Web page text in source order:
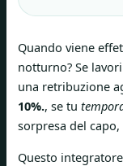
Quando viene
notturno? Se
una retribuzione
10%., se tu
sorpresa del
Questo